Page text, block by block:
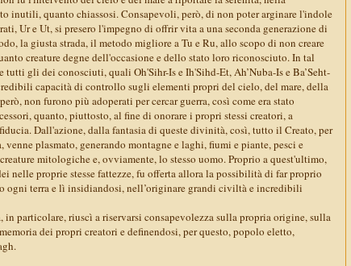
inutili, quanto chiassosi. Consapevoli, però, di non poter arginare l'indole
Ur e Ut, si presero l'impegno di offrir vita a una seconda generazione di
la giusta strada, il metodo migliore a Tu e Ru, allo scopo di non creare
creature degne dell'occasione e dello stato loro riconosciuto. In tal
gli dei conosciuti, quali Oh'Sihr-Is e Ih'Sihd-Et, Ah’Nuba-Is e Ba’Seht-
capacità di controllo sugli elementi propri del cielo, del mare, della
non furono più adoperati per cercar guerra, così come era stato
quanto, piuttosto, al fine di onorare i propri stessi creatori, a
Dall'azione, dalla fantasia di queste divinità, così, tutto il Creato, per
plasmato, generando montagne e laghi, fiumi e piante, pesci e
mitologiche e, ovviamente, lo stesso uomo. Proprio a quest'ultimo,
nelle proprie stesse fattezze, fu offerta allora la possibilità di far proprio
ogni terra e lì insidiandosi, nell’originare grandi civiltà e incredibili
in particolare, riuscì a riservarsi consapevolezza sulla propria origine, sulla
dei propri creatori e definendosi, per questo, popolo eletto,